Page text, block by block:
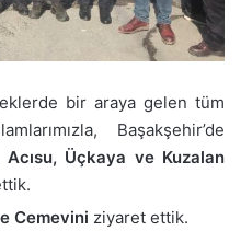
bir araya gelen tüm
Başakşehir’de
Acısu, Üçkaya ve Kuzalan
Cemevini ziyaret ettik.